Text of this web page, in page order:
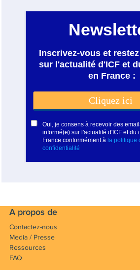
A propos de
Contactez-nous
Media / Presse
Ressources
FAQ